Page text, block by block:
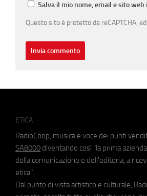
Salva il mio nome, email e sito
Questo sito è protetto da reCAPTCHA,
ETICA
RadioCoop, musica e voce dei punti
SA8000 diventando così "la prima
della comunicazione e dell'editoria, a
etica".
Dal punto di vista artistico e culturale,